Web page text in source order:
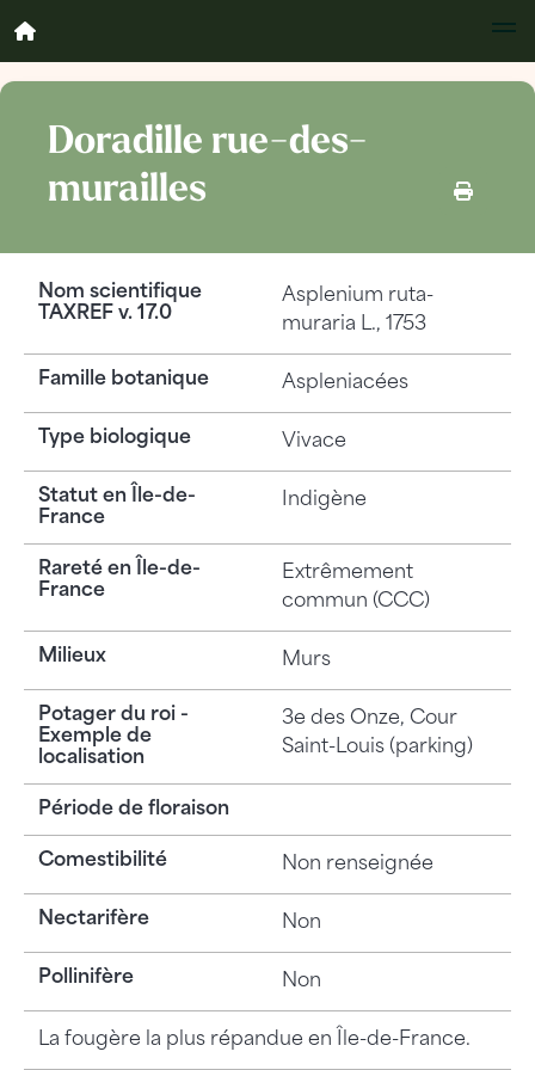
Doradille rue-des-
murailles
Nom scientifique
TAXREF v. 17.0
Asplenium ruta-
muraria L., 1753
Famille botanique Aspleniacées
Type biologique Vivace
Statut en Île-de-
France
Indigène
Rareté en Île-de-
France
Extrêmement
commun (CCC)
Milieux Murs
Potager du roi -
Exemple de
localisation
3e des Onze, Cour
Saint-Louis (parking)
Période de floraison
Comestibilité Non renseignée
Nectarifère Non
Pollinifère Non
La fougère la plus répandue en Île-de-France.